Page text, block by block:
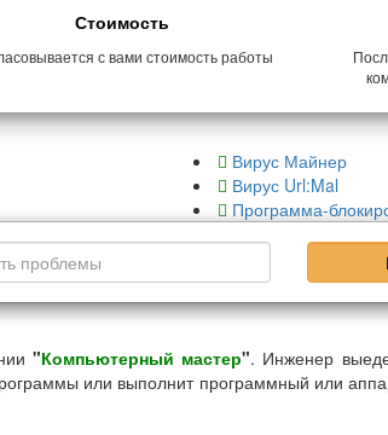
Стоимость
с вами стоимость работы
Вирус Майнер
Вирус Url:Mal
Программа-
"Компьютерный мастер". Инженер
или выполнит программный или